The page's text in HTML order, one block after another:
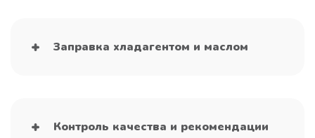
Заправка хладагентом и маслом
Контроль качества и рекомендации